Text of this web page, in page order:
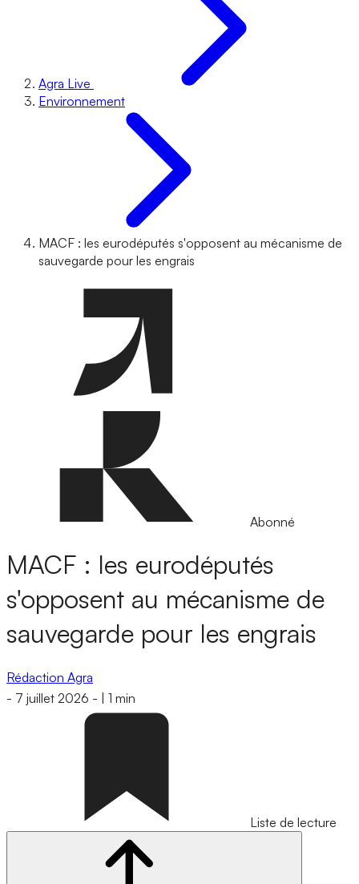
Agra Live
Environnement
MACF : les eurodéputés s'opposent au mécanisme de
sauvegarde pour les engrais
Abonné
MACF : les eurodéputés
s'opposent au mécanisme de
sauvegarde pour les engrais
Rédaction Agra
- 7 juillet 2026 - 1 min
Liste de lecture